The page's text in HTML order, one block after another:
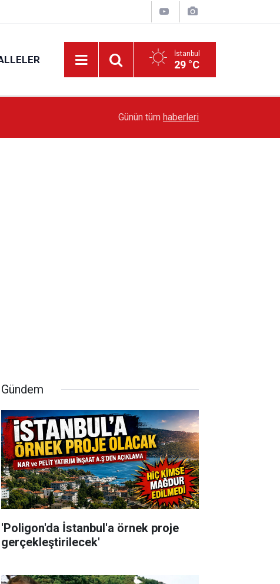
İstanbul
29 °C
Sarıyer’de Edebiyat Rüzgârı Esecek
Günün tüm haberleri
Gündem
'Poligon'da İstanbul'a örnek proje
gerçekleştirilecek'